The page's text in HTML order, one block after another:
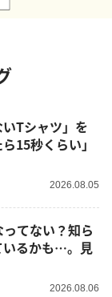
Tシャツ」を
15秒くらい」
2026.08.05
いるかも…。見
2026.08.06